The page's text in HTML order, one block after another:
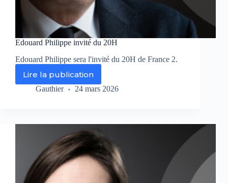
Edouard Philippe invité du 20H
Edouard Philippe sera l'invité du 20H de France 2.
Lire la publication
Edouard
Philippe
Gauthier 24 mars 2026